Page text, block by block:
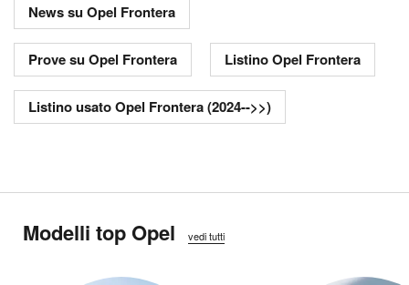
News su Opel Frontera
Prove su Opel Frontera Listino Opel Frontera
Listino usato Opel Frontera (2024-->>)
Modelli top Opel vedi tutti